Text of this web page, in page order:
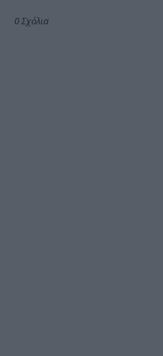
0 Σχόλια